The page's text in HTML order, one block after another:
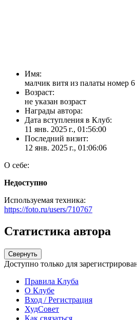
Имя:
малчик витя из палаты номер 6
Возраст:
не указан возраст
Награды автора:
Дата вступления в Клуб:
11 янв. 2025 г., 01:56:00
Последний визит:
12 янв. 2025 г., 01:06:06
О себе:
Недоступно
Используемая техника:
https://foto.ru/users/710767
Статистика автора
Свернуть
Доступно только для
Правила Клуба
О Клубе
Вход / Регистрация
ХудСовет
Как связаться